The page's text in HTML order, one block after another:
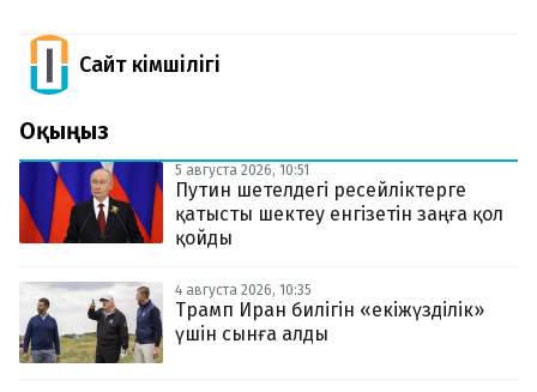
Сайт Әкімшілігі
Оқыңыз
5 августа 2026, 10:51
Путин шетелдегі ресейліктерге
қатысты шектеу енгізетін заңға қол
қойды
4 августа 2026, 10:35
Трамп Иран билігін «екіжүзділік»
үшін сынға алды